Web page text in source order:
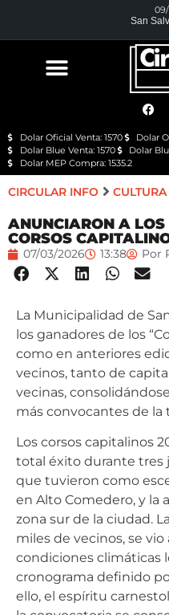
San
Dolar Oficial Venta: 1570
Dolar
Dolar Blue Venta: 1570
Dolar
Dolar MEP Compra: 1535.2
CIRCULAR INFO CULTURA
ANUNCIARON A
CORSOS
07/03/2026 13:38 Por
La Municipalidad de
los ganadores de los
como en anteriores
vecinos, tanto de
vecinas,
más convocantes de la
Los corsos capitalinos
total éxito durante tres
que tuvieron como
en Alto Comedero, y la
zona sur de la ciudad.
miles de vecinos, se
condiciones climáticas
cronograma definido
ello, el espíritu